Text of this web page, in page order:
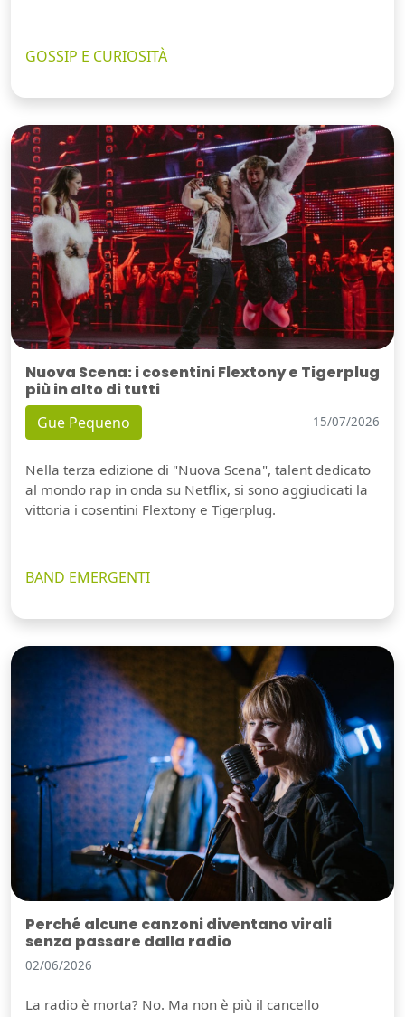
GOSSIP E CURIOSITÀ
Nuova Scena: i cosentini Flextony e Tigerplug
più in alto di tutti
Gue Pequeno 15/07/2026
Nella terza edizione di "Nuova Scena", talent dedicato
al mondo rap in onda su Netflix, si sono aggiudicati la
vittoria i cosentini Flextony e Tigerplug.
BAND EMERGENTI
Perché alcune canzoni diventano virali
senza passare dalla radio
02/06/2026
La radio è morta? No. Ma non è più il cancello